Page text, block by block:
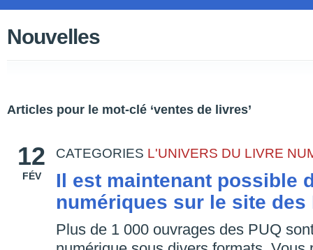
Nouvelles
Articles pour le mot-clé ‘ventes de livres’
12
FÉV
CATEGORIES L'UNIVERS DU LIVRE
Il est maintenant possible
numériques sur le site des
Plus de 1 000 ouvrages des PUQ